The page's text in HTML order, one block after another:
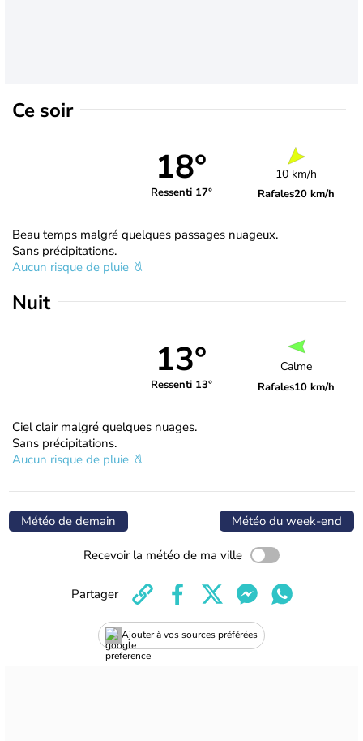
Ce soir
18°
Ressenti 17°
10 km/h
Rafales20 km/h
Beau temps malgré quelques passages nuageux.
Sans précipitations.
Aucun risque de pluie
Nuit
13°
Ressenti 13°
Calme
Rafales10 km/h
Ciel clair malgré quelques nuages.
Sans précipitations.
Aucun risque de pluie
Météo de demain Météo du week-end
Recevoir la météo de ma ville
Ajouter à vos sources préférées
Partager